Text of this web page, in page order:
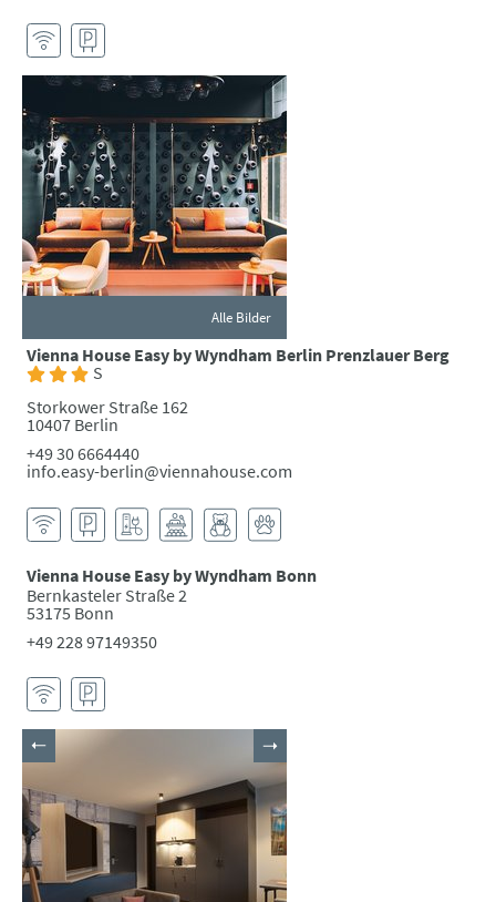
Alle Bilder
Vienna House Easy by Wyndham Berlin Prenzlauer Berg
S
Storkower Straße 162
10407 Berlin
+49 30 6664440
info.easy-berlin@viennahouse.com
Vienna House Easy by Wyndham Bonn
Bernkasteler Straße 2
53175 Bonn
+49 228 97149350